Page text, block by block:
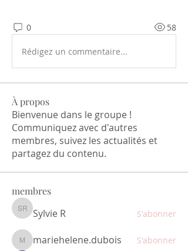
0 58
Rédigez un commentaire...
À propos
Bienvenue dans le groupe !
Communiquez avec d'autres
membres, suivez les actualités et
partagez du contenu.
membres
Sylvie RSylvie R S'abonner
mariehelene.dubois
mariehelene.dubois S'abonner